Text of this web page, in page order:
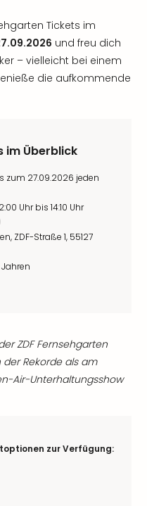
Tickets im
und freu dich
– vielleicht bei einem
die aufkommende
im Überblick
zum 27.09.2026 jeden
Uhr bis 14:10 Uhr
ZDF-Straße 1, 55127
ZDF Fernsehgarten
Rekorde als am
Air-Unterhaltungsshow
zur Verfügung: